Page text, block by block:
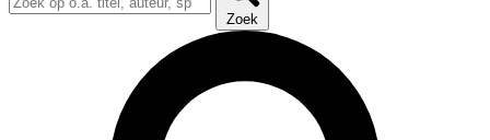
Zoek